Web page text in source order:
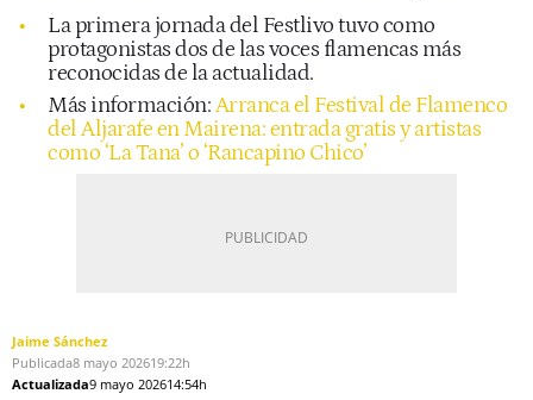
La primera jornada del Festlivo tuvo como
protagonistas dos de las voces flamencas más
reconocidas de la actualidad.
Más información:Arranca el Festival de Flamenco
del Aljarafe en Mairena: entrada gratis y artistas
como ‘La Tana’ o ‘Rancapino Chico’
Jaime Sánchez
Publicada8 mayo 202619:22h
Actualizada9 mayo 202614:54h